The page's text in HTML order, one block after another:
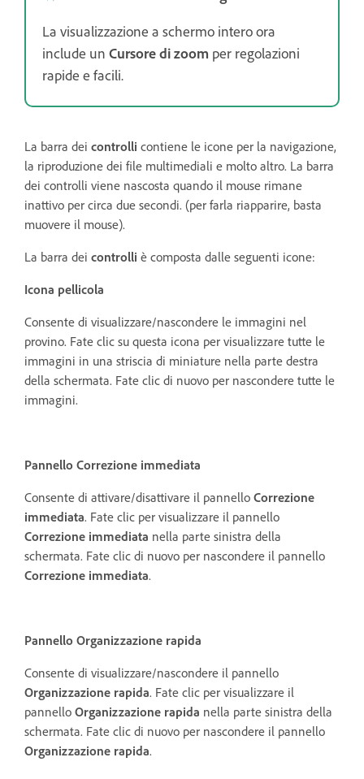
La visualizzazione a schermo intero ora
include un Cursore di zoom per regolazioni
rapide e facili.
La barra dei controlli contiene le icone per la navigazione,
la riproduzione dei file multimediali e molto altro. La barra
dei controlli viene nascosta quando il mouse rimane
inattivo per circa due secondi. (per farla riapparire, basta
muovere il mouse).
La barra dei controlli è composta dalle seguenti icone:
Icona pellicola
Consente di visualizzare/nascondere le immagini nel
provino. Fate clic su questa icona per visualizzare tutte le
immagini in una striscia di miniature nella parte destra
della schermata. Fate clic di nuovo per nascondere tutte le
immagini.
Pannello Correzione immediata
Consente di attivare/disattivare il pannello Correzione
immediata. Fate clic per visualizzare il pannello
Correzione immediata nella parte sinistra della
schermata. Fate clic di nuovo per nascondere il pannello
Correzione immediata.
Pannello Organizzazione rapida
Consente di visualizzare/nascondere il pannello
Organizzazione rapida. Fate clic per visualizzare il
pannello Organizzazione rapida nella parte sinistra della
schermata. Fate clic di nuovo per nascondere il pannello
Organizzazione rapida.